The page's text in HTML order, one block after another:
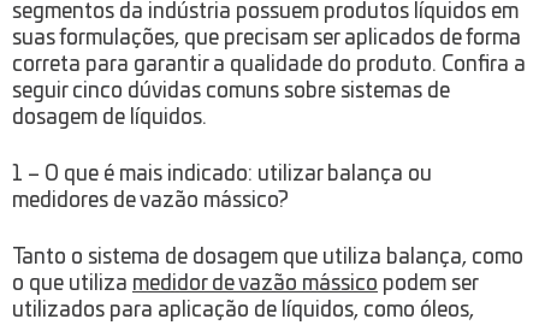
segmentos da indústria possuem produtos líquidos em
suas formulações, que precisam ser aplicados de forma
correta para garantir a qualidade do produto. Confira a
seguir cinco dúvidas comuns sobre sistemas de
dosagem de líquidos.
1 – O que é mais indicado: utilizar balança ou
medidores de vazão mássico?
Tanto o sistema de dosagem que utiliza balança, como
o que utiliza medidor de vazão mássico podem ser
utilizados para aplicação de líquidos, como óleos,